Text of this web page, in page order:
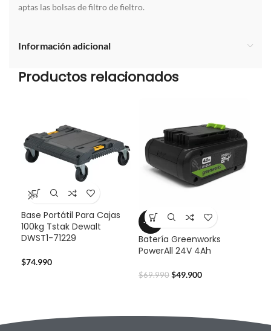
aptas las bolsas de filtro de fieltro.
Información adicional
Productos relacionados
Base Portátil Para Cajas
100kg Tstak Dewalt
DWST1-71229
$74.990
-29%
Batería Greenworks
PowerAll 24V 4Ah
$69.990 $49.900